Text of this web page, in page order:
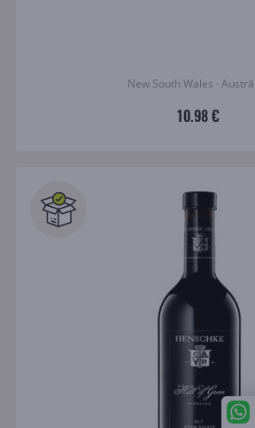
New South Wales ·
10.98 €